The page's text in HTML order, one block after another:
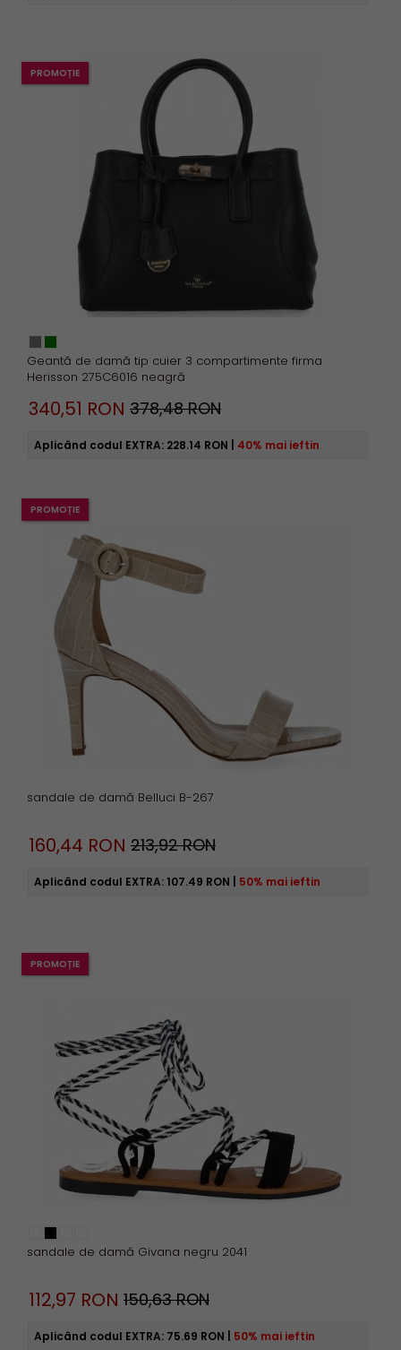
Geantă de damă tip cuier 3 compartimente firma
Herisson 275C6016 neagră
PROMOȚIE
340,51 RON 378,48 RON
Aplicând codul EXTRA: 228.14 RON 40% mai ieftin
sandale de damă Belluci B-267
PROMOȚIE
160,44 RON 213,92 RON
Aplicând codul EXTRA: 107.49 RON 50% mai ieftin
sandale de damă Givana negru 2041
PROMOȚIE
112,97 RON 150,63 RON
Aplicând codul EXTRA: 75.69 RON 50% mai ieftin